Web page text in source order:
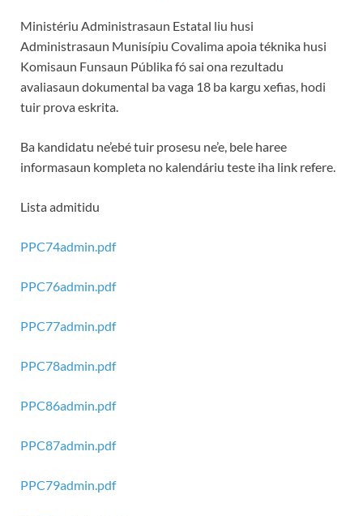
Ministériu Administrasaun Estatal liu husi
Administrasaun Munisípiu Covalima apoia téknika husi
Komisaun Funsaun Públika fó sai ona rezultadu
avaliasaun dokumental ba vaga 18 ba kargu xefias, hodi
tuir prova eskrita.
Ba kandidatu ne’ebé tuir prosesu ne’e, bele haree
informasaun kompleta no kalendáriu teste iha link refere.
Lista admitidu
PPC74admin.pdf
PPC76admin.pdf
PPC77admin.pdf
PPC78admin.pdf
PPC86admin.pdf
PPC87admin.pdf
PPC79admin.pdf